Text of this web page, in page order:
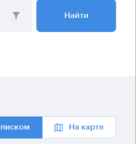
Найти
На карте